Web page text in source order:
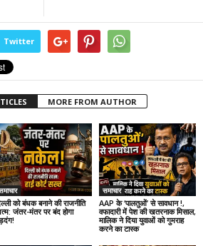
Twitter
MORE FROM AUTHOR
को बंधक बनाने की राजनीति
जंतर-मंतर पर बंद होगा
समाचार
AAP के ‘पालतुओं’ से सावधान !,
वफादारी में पेश की खतरनाक मिसाल,
मालिक ने दिया युवाओं को गुमराह
करने का टास्क